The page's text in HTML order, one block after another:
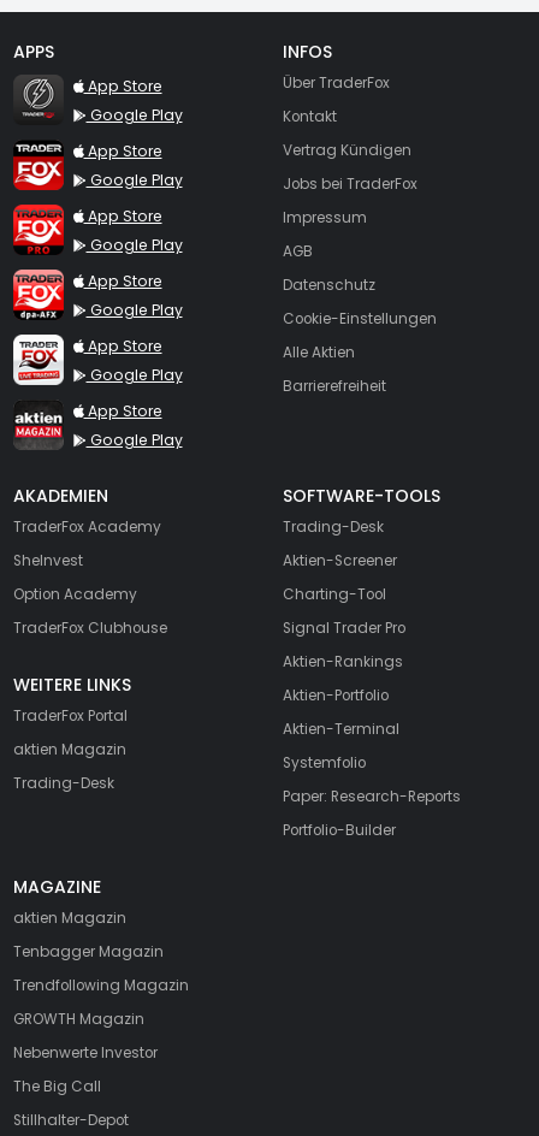
APPS
TraderFox Flash
App Store
Google Play
TraderFox App
App Store
Google Play
TraderFox Pro
App Store
Google Play
TraderFox dpa-AFX ProFeed
App Store
Google Play
TraderFox Live Trading
App Store
Google Play
TraderFox aktien Magazin
App Store
Google Play
INFOS
Über TraderFox
Kontakt
Vertrag Kündigen
Jobs bei TraderFox
Impressum
AGB
Datenschutz
Cookie-Einstellungen
Alle Aktien
Barrierefreiheit
AKADEMIEN
TraderFox Academy
SheInvest
Option Academy
TraderFox Clubhouse
WEITERE LINKS
TraderFox Portal
aktien Magazin
Trading-Desk
SOFTWARE-TOOLS
Trading-Desk
Aktien-Screener
Charting-Tool
Signal Trader Pro
Aktien-Rankings
Aktien-Portfolio
Aktien-Terminal
Systemfolio
Paper: Research-Reports
Portfolio-Builder
MAGAZINE
aktien Magazin
Tenbagger Magazin
Trendfollowing Magazin
GROWTH Magazin
Nebenwerte Investor
The Big Call
Stillhalter-Depot